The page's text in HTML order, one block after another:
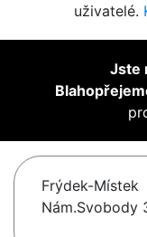
uživatelé.
Jste
Frýdek-Místek
Nám.Svobody